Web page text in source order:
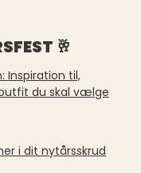
🥂
Inspiration til,
du skal vælge
i dit nytårsskrud